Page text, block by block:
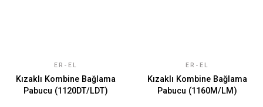
ER-EL
Kızaklı Kombine Bağlama
Pabucu (1120DT/LDT)
ER-EL
Kızaklı Kombine Bağlama
Pabucu (1160M/LM)